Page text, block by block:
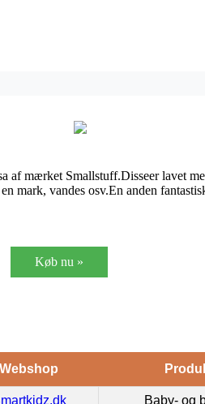
af mærket Smallstuff.Disseer lavet
mark, vandes osv.En anden
Køb nu »
Webshop
Baby- og